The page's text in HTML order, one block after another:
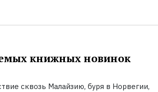
книжных новинок
сквозь Малайзию, буря в Норвегии,